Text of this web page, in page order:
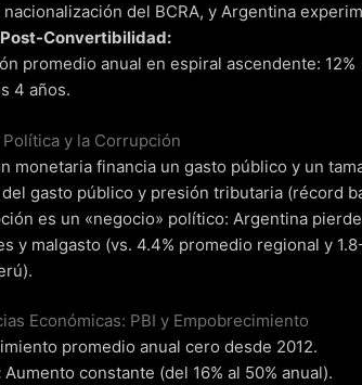
nacionalización del BCRA, y Argentina
Convertibilidad:
promedio anual en espiral ascendente: 12%
4 años.
Política y la Corrupción
monetaria financia un gasto público y un
gasto público y presión tributaria (récord
es un «negocio» político: Argentina
y malgasto (vs. 4.4% promedio regional y
Económicas: PBI y Empobrecimiento
promedio anual cero desde 2012.
Aumento constante (del 16% al 50% anual).